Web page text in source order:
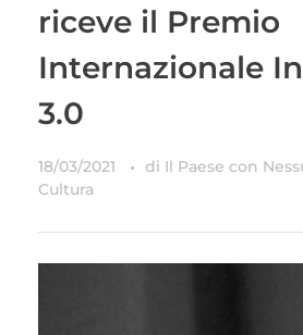
riceve il Premio
Internazionale
3.0
18/03/2021 di Il Paese con
Cultura